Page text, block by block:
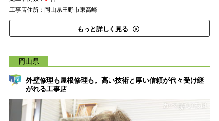
工事店住所：岡山県玉野市東高崎
もっと詳しく見る
岡山県
外壁修理も屋根修理も。高い技術と厚い信頼が代々受け継
がれる工事店